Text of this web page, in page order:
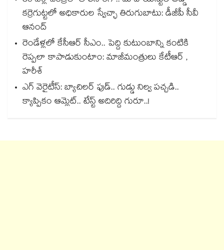
కర్రెగుట్టలో అధికారుల స్వేచ్ఛా తిరుగుబాటు: డీజీపీ సీవీ
ఆనంద్
రెండేళ్లలో కేసీఆర్ సీఎం.. పెద్ది కుటుంబాన్ని కంటికి
రెప్పలా కాపాడుకుంటాం: మాజీమంత్రులు కేటీఆర్ ,
హరీశ్
ఎగ్ వెరైటీస్: బ్యాచిలర్ ఫుడ్.. గుడ్డు నిల్వ పచ్చడి..
క్యాప్పికం ఆమ్లెట్.. టేస్ట్ అదిరిద్ది గురూ..!